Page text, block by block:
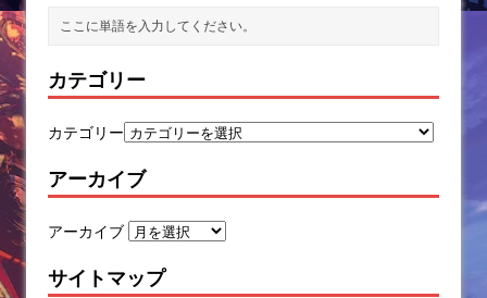
カテゴリー
カテゴリー
アーカイブ
アーカイブ
サイトマップ